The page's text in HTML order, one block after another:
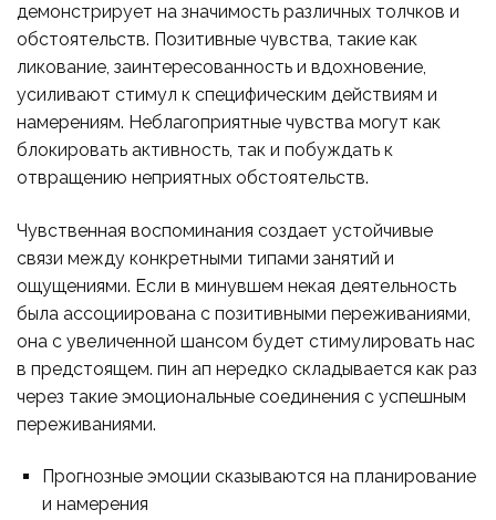
демонстрирует на значимость различных толчков и
обстоятельств. Позитивные чувства, такие как
ликование, заинтересованность и вдохновение,
усиливают стимул к специфическим действиям и
намерениям. Неблагоприятные чувства могут как
блокировать активность, так и побуждать к
отвращению неприятных обстоятельств.
Чувственная воспоминания создает устойчивые
связи между конкретными типами занятий и
ощущениями. Если в минувшем некая деятельность
была ассоциирована с позитивными переживаниями,
она с увеличенной шансом будет стимулировать нас
в предстоящем. пин ап нередко складывается как раз
через такие эмоциональные соединения с успешным
переживаниями.
Прогнозные эмоции сказываются на планирование
и намерения